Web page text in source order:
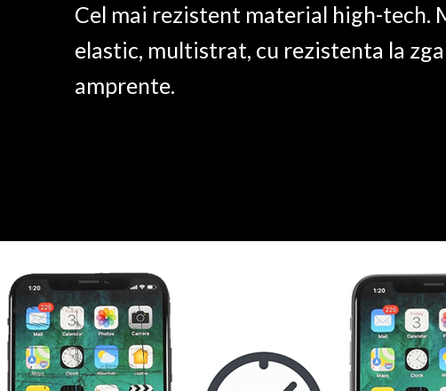
Cel mai rezistent material high-tech.
elastic, multistrat, cu rezistenta la
amprente.